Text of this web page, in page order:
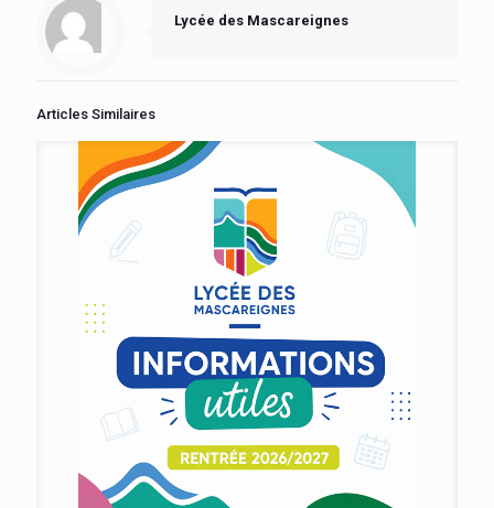
Lycée des Mascareignes
Articles Similaires